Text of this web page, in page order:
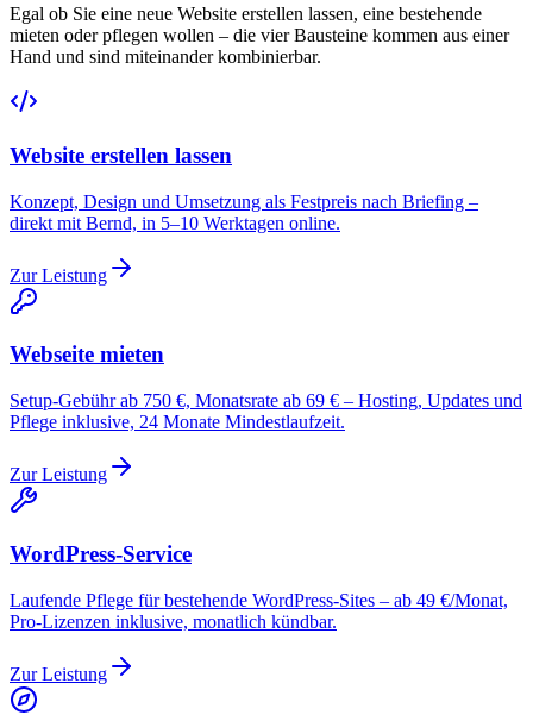
Egal ob Sie eine neue Website erstellen lassen, eine bestehende
mieten oder pflegen wollen – die vier Bausteine kommen aus einer
Hand und sind miteinander kombinierbar.
Website erstellen lassen
Konzept, Design und Umsetzung als Festpreis nach Briefing –
direkt mit Bernd, in 5–10 Werktagen online.
Zur Leistung
Webseite mieten
Setup-Gebühr ab 750 €, Monatsrate ab 69 € – Hosting, Updates und
Pflege inklusive, 24 Monate Mindestlaufzeit.
Zur Leistung
WordPress-Service
Laufende Pflege für bestehende WordPress-Sites – ab 49 €/Monat,
Pro-Lizenzen inklusive, monatlich kündbar.
Zur Leistung